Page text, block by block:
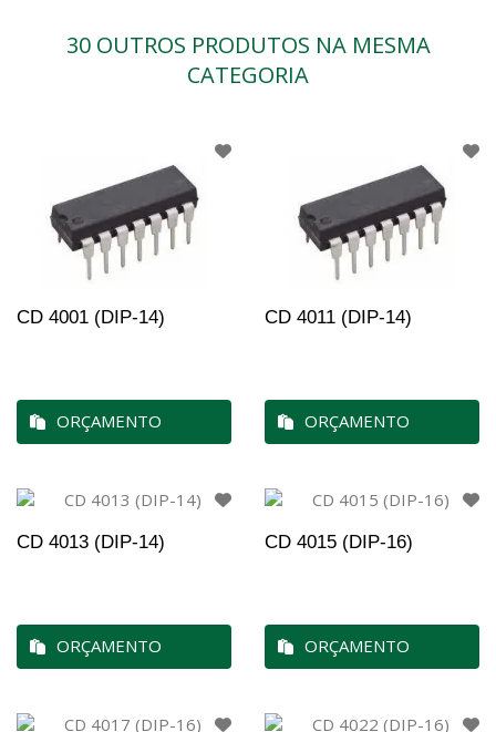
30 OUTROS PRODUTOS NA MESMA
CATEGORIA
CD 4001 (DIP-14)
ORÇAMENTO
CD 4011 (DIP-14)
ORÇAMENTO
CD 4013 (DIP-14)
ORÇAMENTO
CD 4015 (DIP-16)
ORÇAMENTO